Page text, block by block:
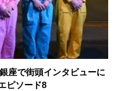
座で街頭インタビューに
ピソード8